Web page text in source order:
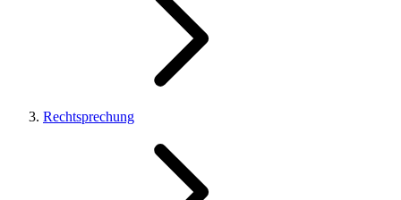
Rechtsprechung